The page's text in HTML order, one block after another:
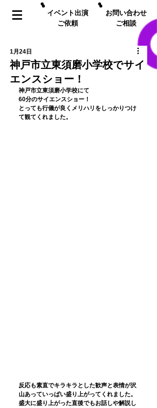
イベント出演
ご依頼
お問い合わせ
ご相談
神戸市立東須磨小学校でサイ
エンスショー！
1月24日
﻿神戸市立東須磨小学校﻿にて
60分のサイエンスショー！
とっても行儀が良くメリハリをしっかりつけ
て観てくれました。
反応も素直でキラキラとした歓声と表情が沢
山あっていっぱい盛り上がってくれました。
盛大に盛り上がった直後でもお話しや解説し